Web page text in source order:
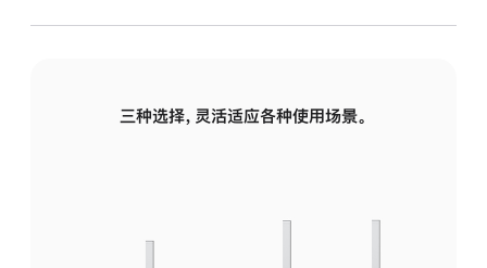
三种选择，灵活适应各种使用场景。